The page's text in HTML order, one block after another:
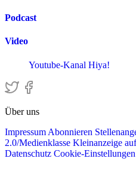
Podcast
Video
Youtube-Kanal Hiya!
Über uns
Impressum Abonnieren
2.0/Medienklasse Kleinanzeige
Datenschutz Cookie-Einstellungen